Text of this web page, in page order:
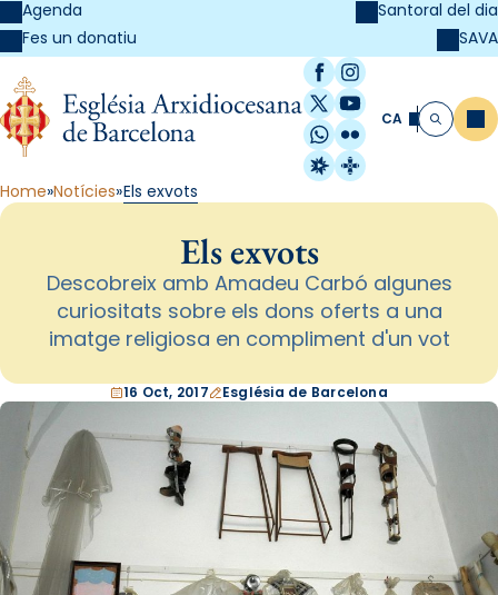
Agenda
Fes un donatiu
Santoral del dia
SAVA
Facebook
Instagram
X / Twitter
YouTube
WhatsApp
Flickr
Radio Estel
Catalunya
CA Cerca
Home Notícies Els exvots
Els exvots
Descobreix amb Amadeu Carbó algunes
curiositats sobre els dons oferts a una
imatge religiosa en compliment d'un vot
16 Oct, 2017 Església de Barcelona